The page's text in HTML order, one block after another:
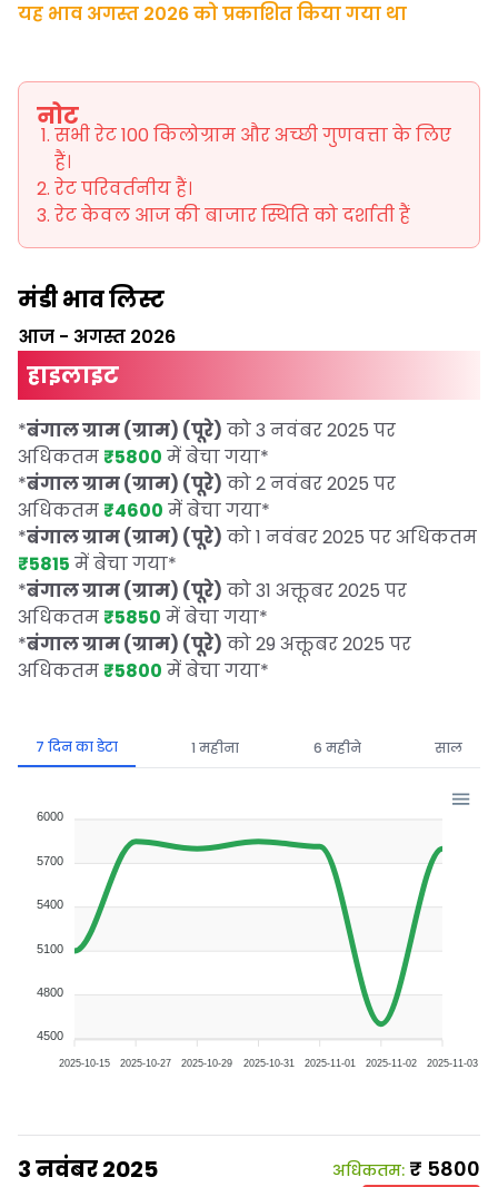
यह भाव अगस्त 2026 को प्रकाशित किया गया था
नोट
सभी रेट 100 किलोग्राम और अच्छी गुणवत्ता के लिए
हैं।
रेट परिवर्तनीय हैं।
रेट केवल आज की बाजार स्थिति को दर्शाती हैं
मंडी भाव लिस्ट
आज - अगस्त 2026
हाइलाइट
*बंगाल ग्राम (ग्राम) (पूरे) को 3 नवंबर 2025 पर
अधिकतम ₹5800 में बेचा गया*
*बंगाल ग्राम (ग्राम) (पूरे) को 2 नवंबर 2025 पर
अधिकतम ₹4600 में बेचा गया*
*बंगाल ग्राम (ग्राम) (पूरे) को 1 नवंबर 2025 पर अधिकतम
₹5815 में बेचा गया*
*बंगाल ग्राम (ग्राम) (पूरे) को 31 अक्तूबर 2025 पर
अधिकतम ₹5850 में बेचा गया*
*बंगाल ग्राम (ग्राम) (पूरे) को 29 अक्तूबर 2025 पर
अधिकतम ₹5800 में बेचा गया*
7 दिन का डेटा 1 महीना 6 महीने साल
6000
5700
5400
5100
4800
4500
2025-10-15 2025-10-27 2025-10-29 2025-10-31 2025-11-01 2025-11-02 2025-11-03
3 नवंबर 2025 अधिकतम: ₹ 5800